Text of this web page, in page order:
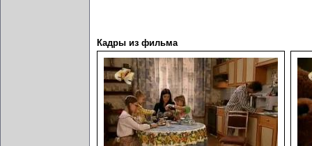
Кадры из фильма